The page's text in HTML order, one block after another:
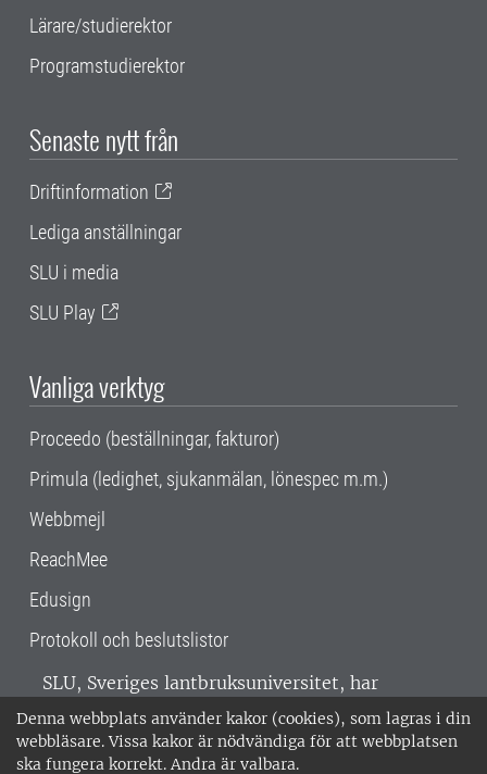
Denna webbplats använder kakor (cookies), som lagras i din
webbläsare. Vissa kakor är nödvändiga för att webbplatsen
ska fungera korrekt. Andra är valbara.
Lärare/studierektor
Programstudierektor
Senaste nytt från
Driftinformation
Lediga anställningar
SLU i media
SLU Play
Vanliga verktyg
Proceedo (beställningar, fakturor)
Primula (ledighet, sjukanmälan, lönespec m.m.)
Webbmejl
ReachMee
Edusign
Protokoll och beslutslistor
SLU, Sveriges lantbruksuniversitet, har
verksamhet över hela Sverige. Huvudorter är
Alnarp, Uppsala och Umeå.SLU är
miljöcertifierat enligt ISO 14001. •